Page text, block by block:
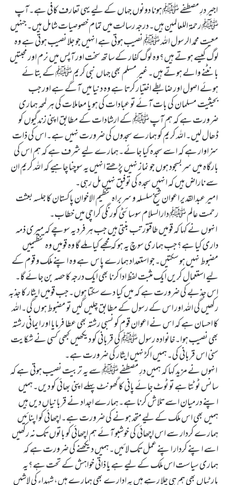
اجیر درِ مصطفے ﷺ ہونا دونوں جہاں کے لیے یہی تعارف کافی ہے۔آپ
ﷺ رحمۃ اللعالمین ہیں۔درجہ رسالت میں تمام خصوصیات شامل ہیں۔جنہیں
معیت محمد الرسول اللہ ﷺ نصیب ہوتی ہے انہیں جو جلا نصیب ہوتی ہے وہ
لوگ کیسے ہوتے ہیں؟وہ لوگ کفار کے ساتھ سخت اور آپس میں نرم اور محبتیں
بانٹنے والے ہوتے ہیں۔غیر مسلم بھی جہاں نبی کریم ﷺ کے بتائے
ہوئے اصول اور ضابطے اختیار کرتا ہے وہ دنیا میں آگے ہے اور جب
بحیثیت مسلمان کی بات آئے تو عبادات کی ہو یا معاملات کی ہر لمحہ ہماری
ضرورت ہے کہ ہم آپ ﷺ کے ارشادات کے مطابق اپنی زندگیوں کو
ڈھال لیں۔اللہ کریم کو ہمارے سجدوں کی ضرورت نہیں ہے۔اس کی ذات
سزاوار ہے کہ اسے سجدہ کیا جائے۔ہمارے لیے شرف ہے کہ ہم اس کی
بارگاہ میں سربسجود ہوں جو نماز نہیں پڑھتے انہیں یہ سوچنا چاہیے کہ اللہ کریم ان
سے ناراض ہیں کہ انہیں سجدہ کی توفیق نہیں مل رہی۔
امیر عبدالقدیر اعوان شیخ سلسلہ و سربراہ تنظیم الاخوان پاکستان کا جلسہ بعثت
رحمت عالم ﷺ دارالسلام سوسائٹی کورنگی کراچی میں خطاب۔
انہوں نے کہا کہ قومیں طاقتور تب بنتی ہیں جب ہر فرد یہ سوچے کہ میری ذمہ
داری کیا ہے؟جب ہماری سوچ یہ ہو کہ مجھے کیا ملے گا وہ قومیں وہ تنظیمیں
مضبوط نہیں ہو سکتیں۔جو استعداد ہمارے پاس ہے وہ اپنے ملک و قوم کے
لیے استعمال کریں ایک مثبت لفظ ادا کرنا بھی ایک درجہ کا حصہ بن جائے گا۔
اس جذبے کی ضرورت ہے کہ میں کیا دے سکتا ہوں۔جب قومیں ایثار کا جذبہ
رکھیں گی اللہ اور اس کے رسول کے مطابق چلیں گیں تو مضبوط ہو ں گی۔اللہ
کا احسان ہے کہ اس نے اعوان قوم کو نسبی رشتہ بھی عطا فرمایا اور ایمانی رشتہ
بھی نصیب ہوا۔خانوادہ رسول ﷺ کی قربانی کو دیکھیں کبھی کسی نے شکایت
سنی اس قربانی کی۔ہمیں اکڑ نہیں ایثار کی ضرورت ہے۔
انہوں نے مزید کہا کہ ہمیں درِ مصطفے ﷺ سے یہ تربیت نصیب ہوتی ہے کہ
سانس ٹوٹتا ہے تو ٹوٹ جائے پانی کا گھونٹ پہلے اپنی بھائی کو دیں۔ہمیں
اپنے درمیان اسے تلاش کرنا ہے۔ہمارے اجداد نے قربانیاں دیں ہیں
ہمیں بھی اس ملک کے لیے متحد ہونے کی ضرورت ہے۔اچھائی کو اپنائیں
ہمارے کردار سے اس اچھائی کی خوشبو آئے ہم اچھائی کو باتوں تک نہ رکھیں
اسے اپنے کردار اپنے عمل تک لائیں۔ہمیں دیکھنے کی ضرورت ہے کہ
ہماری سیاست اس ملک کے لیے ہے یا ذاتی خواہش کے تحت ہے؟یہ
پارٹیاں بھی ہم ہی چلا رہے ہیں یہ ادارے بھی ہمارے ہیں،شہداء کی لاشیں